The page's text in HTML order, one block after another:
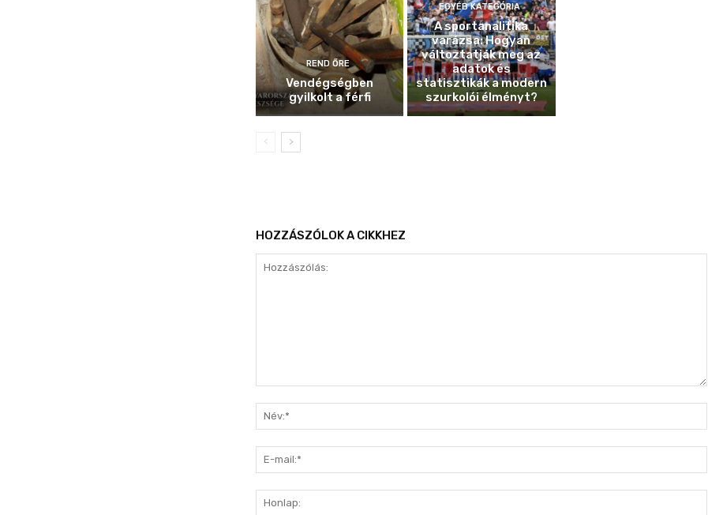
REND ŐRE
Vendégségben
gyilkolt a férfi
EGYÉB KATEGÓRIA
A sportanalitika
varázsa: Hogyan
változtatják meg az
adatok és
statisztikák a modern
szurkolói élményt?
HOZZÁSZÓLOK A CIKKHEZ